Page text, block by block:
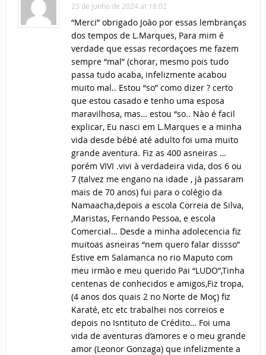
23 de Junho de 2024 at 18:02
“Merci” obrigado Joào por essas lembranças
dos tempos de L.Marques, Para mim é
verdade que essas recordaçoes me fazem
sempre “mal” (chorar, mesmo pois tudo
passa tudo acaba, infelizmente acabou
muito mal.. Estou “so” como dizer ? certo
que estou casado e tenho uma esposa
maravilhosa, mas… estou “so.. Nào é facil
explicar, Eu nasci em L.Marques e a minha
vida desde bébé até adulto foi uma muito
grande aventura. Fiz as 400 asneiras …
porém VIVI .vivi à verdadeira vida, dos 6 ou
7 (talvez me engano na idade , jà passaram
mais de 70 anos) fui para o colégio da
Namaacha,depois a escola Correia de Silva,
,Maristas, Fernando Pessoa, e escola
Comercial… Desde a minha adolecencia fiz
muitoas asneiras “nem quero falar dissso”
Estive em Salamanca no rio Maputo com
meu irmào e meu querido Pai “LUDO”,Tinha
centenas de conhecidos e amigos,Fiz tropa,
(4 anos dos quais 2 no Norte de Moç) fiz
Karaté, etc etc trabalhei nos correios e
depois no Isntituto de Crédito… Foi uma
vida de aventuras d’amores e o meu grande
amor (Leonor Gonzaga) que infelizmente a